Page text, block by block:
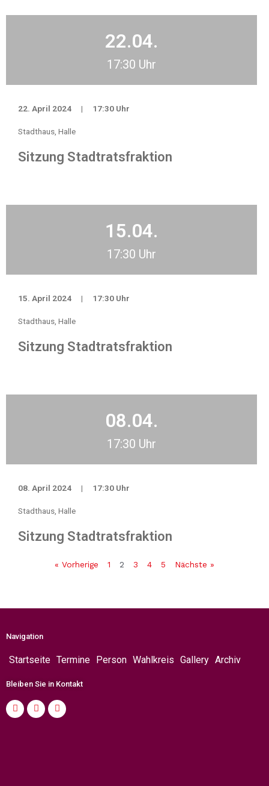
22.04.
17:30 Uhr
22. April 2024 | 17:30 Uhr
Stadthaus, Halle
Sitzung Stadtratsfraktion
15.04.
17:30 Uhr
15. April 2024 | 17:30 Uhr
Stadthaus, Halle
Sitzung Stadtratsfraktion
08.04.
17:30 Uhr
08. April 2024 | 17:30 Uhr
Stadthaus, Halle
Sitzung Stadtratsfraktion
« Vorherige 1 2 3 4 5 Nächste »
Navigation
Startseite Termine Person Wahlkreis Gallery Archiv
Bleiben Sie in Kontakt